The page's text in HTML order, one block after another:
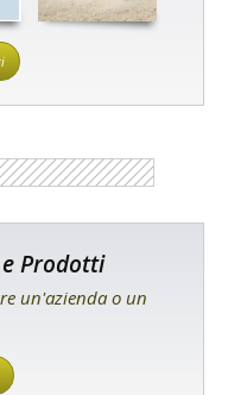
Prodotti
un'azienda o un